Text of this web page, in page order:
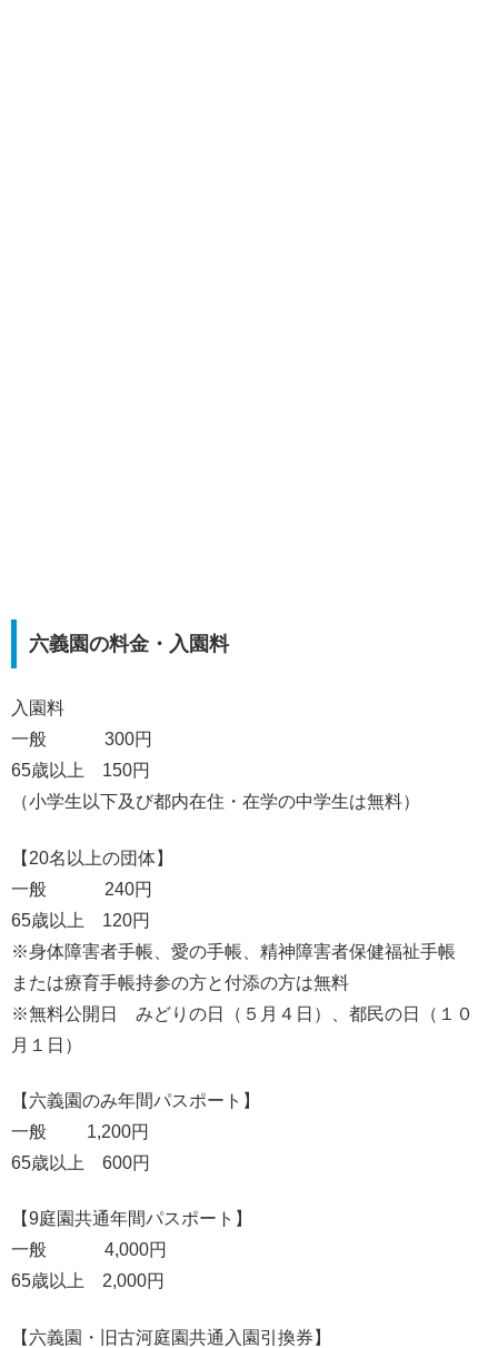
六義園の料金・入園料
入園料
一般 300円
65歳以上 150円
（小学生以下及び都内在住・在学の中学生は無料）
【20名以上の団体】
一般 240円
65歳以上 120円
※身体障害者手帳、愛の手帳、精神障害者保健福祉手帳
または療育手帳持参の方と付添の方は無料
※無料公開日 みどりの日（５月４日）、都民の日（１０
月１日）
【六義園のみ年間パスポート】
一般 1,200円
65歳以上 600円
【9庭園共通年間パスポート】
一般 4,000円
65歳以上 2,000円
【六義園・旧古河庭園共通入園引換券】